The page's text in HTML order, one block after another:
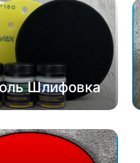
Шлифовка